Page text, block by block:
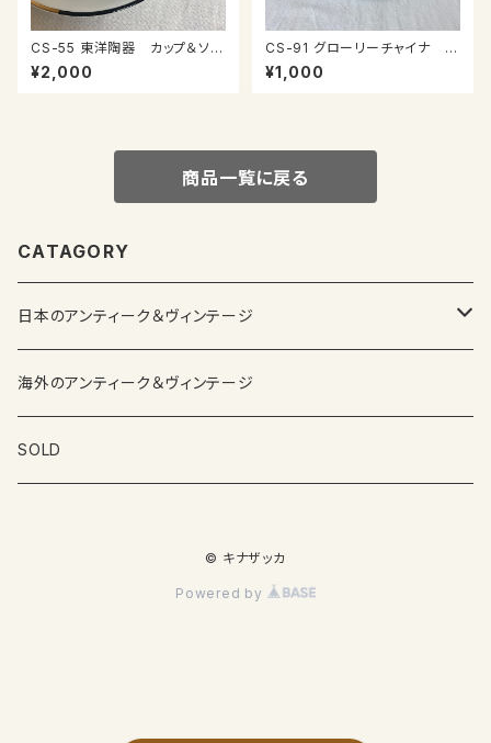
CS-55 東洋陶器 カップ＆ソー
サー
¥2,000
CS-91 グローリーチャイナ カ
ップ＆ソーサー
¥1,000
商品一覧に戻る
CATAGORY
日本のアンティーク＆ヴィンテージ
カップ＆ソーサー
ガラス製品
海外のアンティーク＆ヴィンテージ
SOLD
© キナザッカ
Powered by